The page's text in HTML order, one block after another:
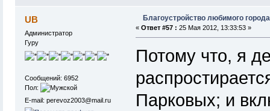
UB
Администратор
Гуру
Сообщений: 6952
Пол:
E-mail: perevoz2003@mail.ru
Благоустройство любимого
« Ответ #57 : 25 Мая 2012, 13:33:53 »
Потому что, я
Парковых; и